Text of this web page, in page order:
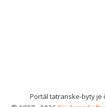
Portál tatranske-byty je